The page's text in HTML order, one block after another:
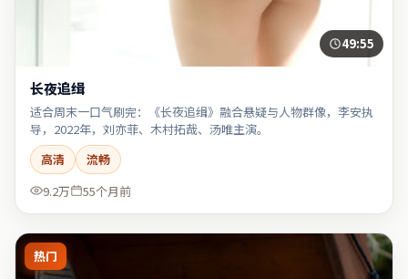
49:55
长夜追缉
适合周末一口气刷完：《长夜追缉》融合悬疑与人物群像，李安执
导，2022年，刘亦菲、木村拓哉、汤唯主演。
高清
流畅
9.2万
55个月前
热门